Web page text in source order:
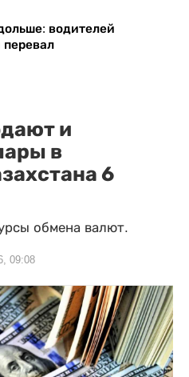
водителей
перевал
и
в
6
обмена валют.
09:08